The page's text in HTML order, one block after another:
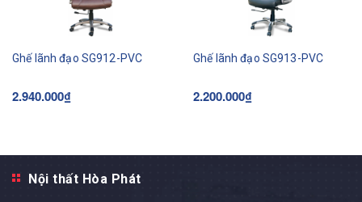
Ghế lãnh đạo SG912-PVC
2.940.000₫
Ghế lãnh đạo SG913-PVC
2.200.000₫
Nội thất Hòa Phát